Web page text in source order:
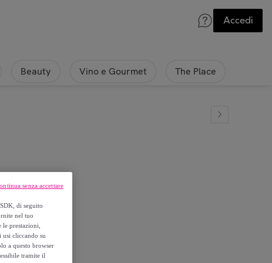
Accedi
Beauty Vino e Gourmet The Place
di seguito
nel tuo
prestazioni,
cliccando su
a questo browser
tramite il
senza accettare